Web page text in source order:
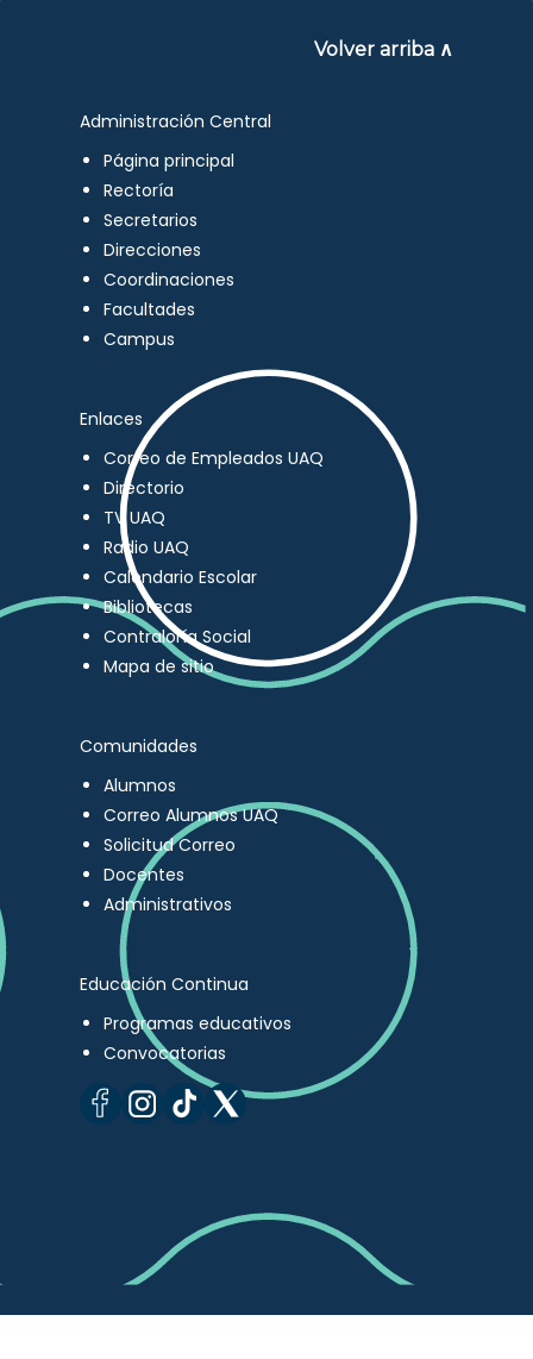
Volver arriba ∧
Administración Central
Página principal
Rectoría
Secretarios
Direcciones
Coordinaciones
Facultades
Campus
Enlaces
Correo de Empleados UAQ
Directorio
TV UAQ
Radio UAQ
Calendario Escolar
Bibliotecas
Contraloría Social
Mapa de sitio
Comunidades
Alumnos
Correo Alumnos UAQ
Solicitud Correo
Docentes
Administrativos
Educación Continua
Programas educativos
Convocatorias